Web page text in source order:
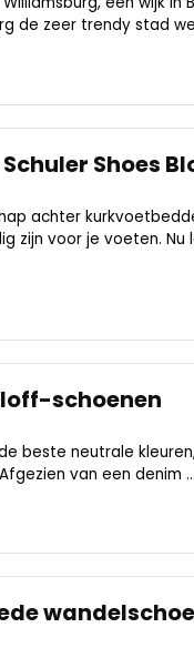
de zeer trendy stad
Shoes
achter
zijn voor je voeten.
schoenen
beste neutrale
van een denim ...